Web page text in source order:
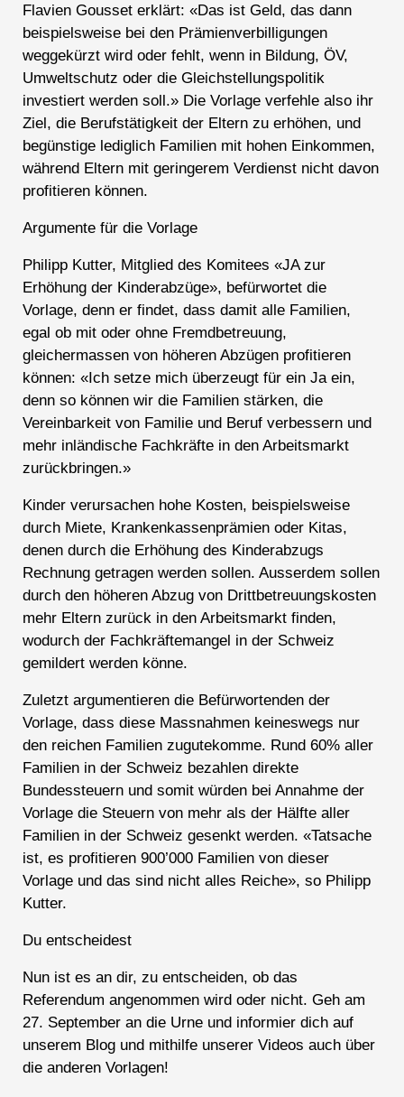
Flavien Gousset erklärt: «Das ist Geld, das dann
beispielsweise bei den Prämienverbilligungen
weggekürzt wird oder fehlt, wenn in Bildung, ÖV,
Umweltschutz oder die Gleichstellungspolitik
investiert werden soll.» Die Vorlage verfehle also ihr
Ziel, die Berufstätigkeit der Eltern zu erhöhen, und
begünstige lediglich Familien mit hohen Einkommen,
während Eltern mit geringerem Verdienst nicht davon
profitieren können.
Argumente für die Vorlage
Philipp Kutter, Mitglied des Komitees «JA zur
Erhöhung der Kinderabzüge», befürwortet die
Vorlage, denn er findet, dass damit alle Familien,
egal ob mit oder ohne Fremdbetreuung,
gleichermassen von höheren Abzügen profitieren
können: «Ich setze mich überzeugt für ein Ja ein,
denn so können wir die Familien stärken, die
Vereinbarkeit von Familie und Beruf verbessern und
mehr inländische Fachkräfte in den Arbeitsmarkt
zurückbringen.»
Kinder verursachen hohe Kosten, beispielsweise
durch Miete, Krankenkassenprämien oder Kitas,
denen durch die Erhöhung des Kinderabzugs
Rechnung getragen werden sollen. Ausserdem sollen
durch den höheren Abzug von Drittbetreuungskosten
mehr Eltern zurück in den Arbeitsmarkt finden,
wodurch der Fachkräftemangel in der Schweiz
gemildert werden könne.
Zuletzt argumentieren die Befürwortenden der
Vorlage, dass diese Massnahmen keineswegs nur
den reichen Familien zugutekomme. Rund 60% aller
Familien in der Schweiz bezahlen direkte
Bundessteuern und somit würden bei Annahme der
Vorlage die Steuern von mehr als der Hälfte aller
Familien in der Schweiz gesenkt werden. «Tatsache
ist, es profitieren 900’000 Familien von dieser
Vorlage und das sind nicht alles Reiche», so Philipp
Kutter.
Du entscheidest
Nun ist es an dir, zu entscheiden, ob das
Referendum angenommen wird oder nicht. Geh am
27. September an die Urne und informier dich auf
unserem Blog und mithilfe unserer Videos auch über
die anderen Vorlagen!